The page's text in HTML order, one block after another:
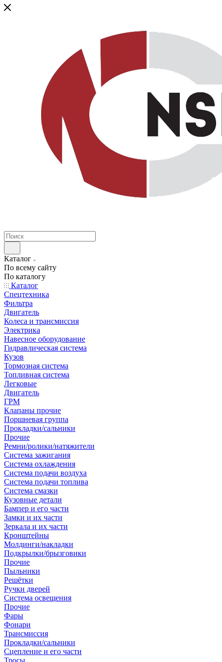
Каталог
По всему сайту
По каталогу
Каталог
Спецтехника
Фильтра
Двигатель
Колеса и трансмиссия
Электрика
Навесное оборудование
Гидравлическая система
Кузов
Тормозная система
Топливная система
Легковые
Двигатель
ГРМ
Клапаны прочие
Поршневая группа
Прокладки/сальники
Прочие
Ремни/ролики/натяжители
Система зажигания
Система охлаждения
Система подачи воздуха
Система подачи топлива
Система смазки
Кузовные детали
Бампер и его части
Замки и их части
Зеркала и их части
Кронштейны
Молдинги/накладки
Подкрылки/брызговики
Прочие
Пыльники
Решётки
Ручки дверей
Система освещения
Прочие
Фары
Фонари
Трансмиссия
Прокладки/сальники
Сцепление и его части
Тросы